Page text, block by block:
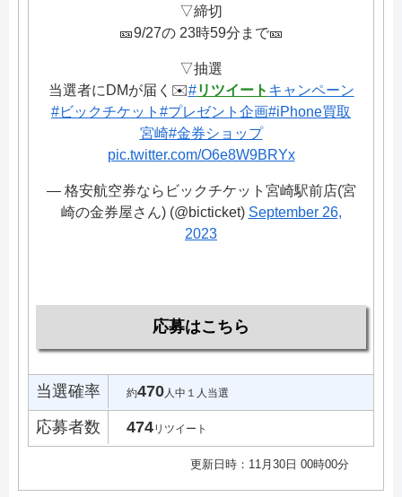
▽締切
🎫9/27の 23時59分まで🎫
▽抽選
当選者にDMが届く✉️#リツイート キャンペーン
#ビックチケット #プレゼント企画#iPhone買取
宮崎#金券ショップ
pic.twitter.com/O6e8W9BRYx
— 格安航空券ならビックチケット宮崎駅前店(宮
崎の金券屋さん) (@bicticket) September 26,
2023
応募はこちら
当選確率 約470 人中１人当選
応募者数 474リツイート
更新日時：11月30日 00時00分